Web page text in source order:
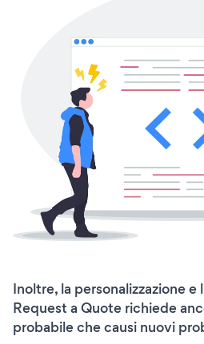
Inoltre, la personalizzazione
Request a Quote richiede
probabile che causi nuovi